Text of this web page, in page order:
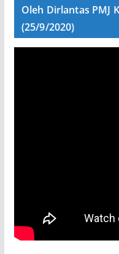
Oleh Dirlantas PMJ
(25/9/2020)